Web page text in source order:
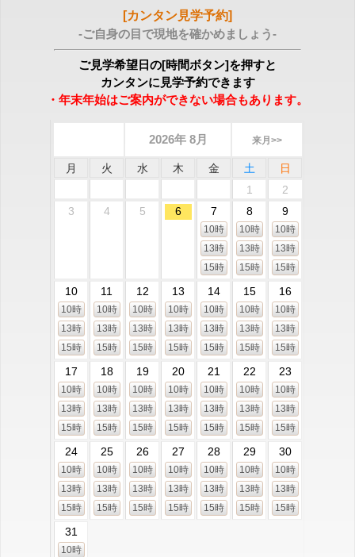
[カンタン見学予約]
-ご自身の目で現地を確かめましょう-
ご見学希望日の[時間ボタン]を押すと
カンタンに見学予約できます
・年末年始はご案内ができない場合もあります。
2026年 8月 来月>>
月 火 水 木 金 土
日
1
2
3
4 5 6 7
10時
13時
15時
8
10時
13時
15時
9
10時
13時
15時
10
10時
13時
15時
11
10時
13時
15時
12
10時
13時
15時
13
10時
13時
15時
14
10時
13時
15時
15
10時
13時
15時
16
10時
13時
15時
17
10時
13時
15時
18
10時
13時
15時
19
10時
13時
15時
20
10時
13時
15時
21
10時
13時
15時
22
10時
13時
15時
23
10時
13時
15時
24
10時
13時
15時
25
10時
13時
15時
26
10時
13時
15時
27
10時
13時
15時
28
10時
13時
15時
29
10時
13時
15時
30
10時
13時
15時
31
10時